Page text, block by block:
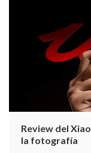
Review del
la fotografía